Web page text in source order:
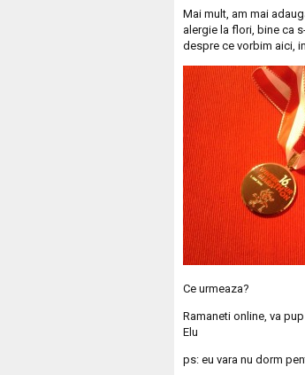
Mai mult, am mai
alergie la flori, bine ca
despre ce vorbim aici,
Ce urmeaza?
Ramaneti online, va
Elu
ps: eu vara nu dorm